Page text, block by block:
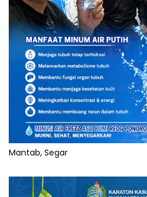
Mantab, Segar